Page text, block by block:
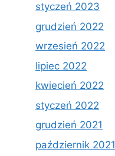
styczeń 2023
grudzień 2022
wrzesień 2022
lipiec 2022
kwiecień 2022
styczeń 2022
grudzień 2021
październik 2021